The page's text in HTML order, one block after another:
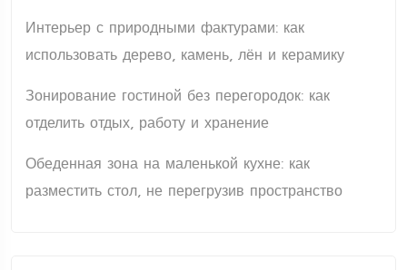
Интерьер с природными фактурами: как
использовать дерево, камень, лён и керамику
Зонирование гостиной без перегородок: как
отделить отдых, работу и хранение
Обеденная зона на маленькой кухне: как
разместить стол, не перегрузив пространство